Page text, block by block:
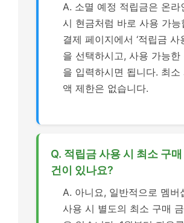
A. 소멸 예정 적립금은 온라
시 현금처럼 바로 사용 가능
결제 페이지에서 ‘적립금 사
을 선택하시고, 사용 가능한
을 입력하시면 됩니다. 최소
액 제한은 없습니다.
Q. 적립금 사용 시 최소 구
건이 있나요?
A. 아니요, 일반적으로 멤버
사용 시 별도의 최소 구매